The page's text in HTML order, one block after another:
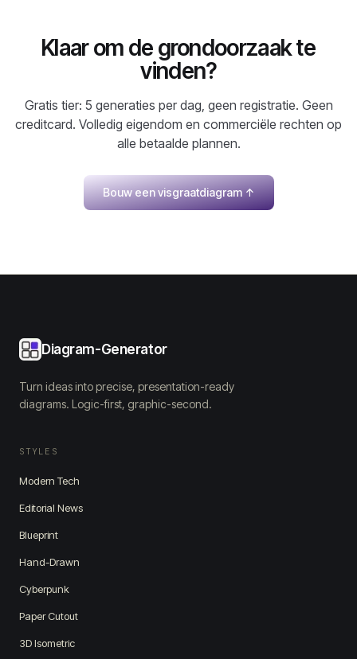
Klaar om de grondoorzaak te
vinden?
Gratis tier: 5 generaties per dag, geen registratie. Geen
creditcard. Volledig eigendom en commerciële rechten op
alle betaalde plannen.
Bouw een visgraatdiagram↑
Diagram-Generator
Turn ideas into precise, presentation-ready
diagrams. Logic-first, graphic-second.
STYLES
Modern Tech
Editorial News
Blueprint
Hand-Drawn
Cyberpunk
Paper Cutout
3D Isometric